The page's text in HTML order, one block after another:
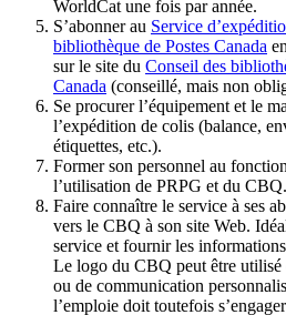
WorldCat une fois par année.
S’abonner au Service
bibliothèque de Postes Canada
sur le site du Conseil des
Canada (conseillé, mais non
Se procurer l’équipement et le
l’expédition de colis (balance,
étiquettes, etc.).
Former son personnel au
l’utilisation de PRPG et du CBQ.
Faire connaître le service à ses
vers le CBQ à son site Web.
service et fournir les
Le logo du CBQ peut être utilisé
ou de communication
l’emploie doit toutefois